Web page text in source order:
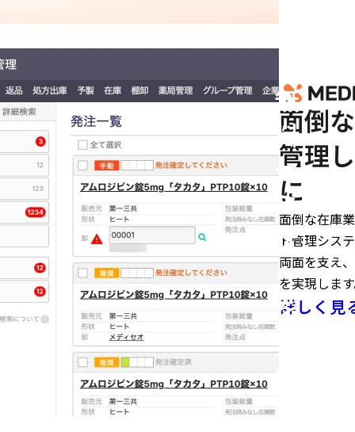
面倒
管理
に
面倒な在庫
ド管理シス
両面を支え
を実現しま
詳しく見
無
料
セ
ミ
ナ
ー
を
実
施
中